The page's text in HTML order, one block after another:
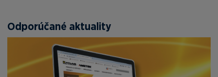
Odporúčané aktuality